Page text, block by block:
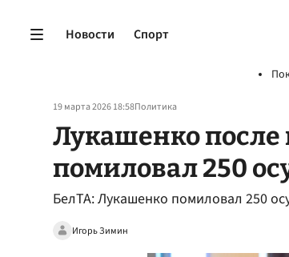
Новости Спорт
19 марта 2026 18:58Политика
Лукашенко после
помиловал 250
БелТА: Лукашенко помиловал 250
Игорь Зимин